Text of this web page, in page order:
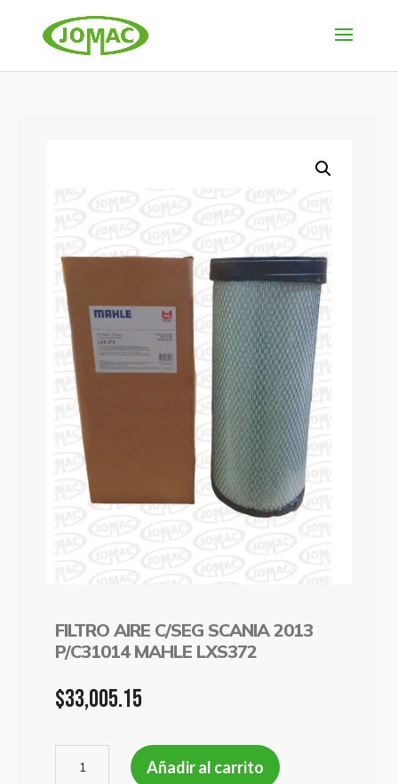
FILTRO AIRE C/SEG SCANIA 2013
P/C31014 MAHLE LXS372
$33,005.15
AIRE
Añadir al carrito